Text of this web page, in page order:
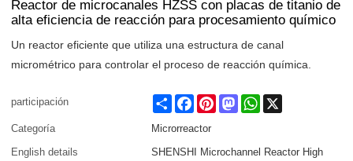
Reactor de microcanales HZSS con placas de titanio de
alta eficiencia de reacción para procesamiento químico
Un reactor eficiente que utiliza una estructura de canal
micrométrico para controlar el proceso de reacción química.
participación Share FacebookPinterestMastodonWhatsApp
Categoría
Microrreactor
English details
SHENSHI Microchannel Reactor High